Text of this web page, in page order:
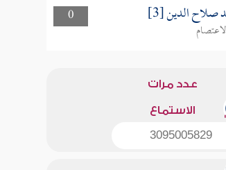
0
صلاح الدين [3]
عدد مرات
الاستماع
3095005829